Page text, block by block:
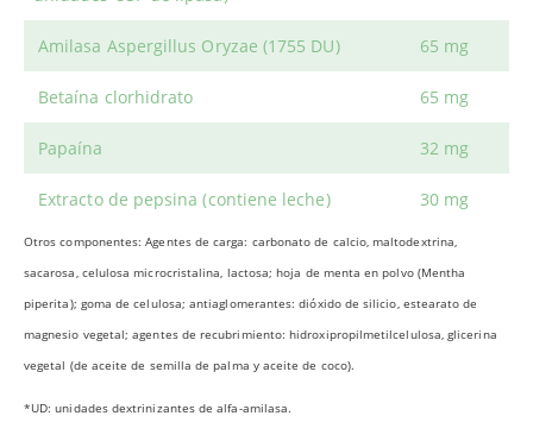
Amilasa Aspergillus Oryzae (1755 DU) 65 mg
Betaína clorhidrato 65 mg
Papaína 32 mg
Extracto de pepsina (contiene leche) 30 mg
Otros componentes: Agentes de carga: carbonato de calcio, maltodextrina,
sacarosa, celulosa microcristalina, lactosa; hoja de menta en polvo (Mentha
piperita); goma de celulosa; antiaglomerantes: dióxido de silicio, estearato de
magnesio vegetal; agentes de recubrimiento: hidroxipropilmetilcelulosa, glicerina
vegetal (de aceite de semilla de palma y aceite de coco).
*UD: unidades dextrinizantes de alfa-amilasa.